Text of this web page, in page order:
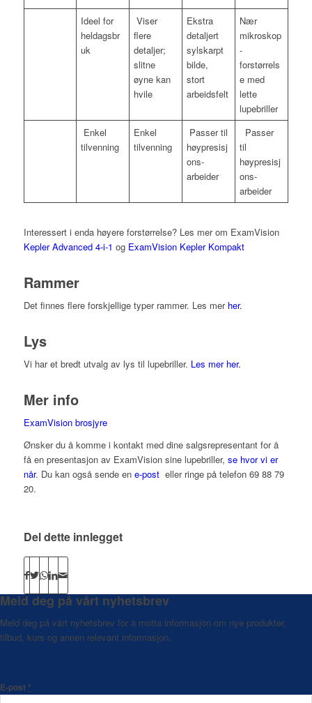
Ideel for
heldagsbr
uk
Viser
flere
detaljer;
slitne
øyne kan
hvile
Ekstra
detaljert
sylskarpt
bilde,
stort
arbeidsfelt
Nær
mikroskop
-
forstørrels
e med
lette
lupebriller
Enkel
tilvenning
Enkel
tilvenning
Passer til
høypresisj
ons-
arbeider
Passer
til
høypresisj
ons-
arbeider
Interessert i enda høyere forstørrelse? Les mer om ExamVision
Kepler Advanced 4-i-1 og ExamVision Kepler Kompakt
Rammer
Det finnes flere forskjellige typer rammer. Les mer her.
Lys
Vi har et bredt utvalg av lys til lupebriller. Les mer her.
Mer info
ExamVision brosjyre
Ønsker du å komme i kontakt med dine salgsrepresentant for å
få en presentasjon av ExamVision sine lupebriller, se hvor vi er
når. Du kan også sende en e-posteller ringe på telefon 69 88 79
20.
Del dette innlegget
Meld deg på vårt nyhetsbrev
Meld deg på vårt nyhetsbrev for å motta informasjon om nye produkter,
tilbud, kurs og annen relevant informasjon.
E-post*